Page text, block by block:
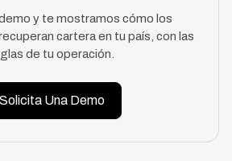
y te mostramos cómo los
cartera en tu país, con las
de tu operación.
Solicita Una Demo